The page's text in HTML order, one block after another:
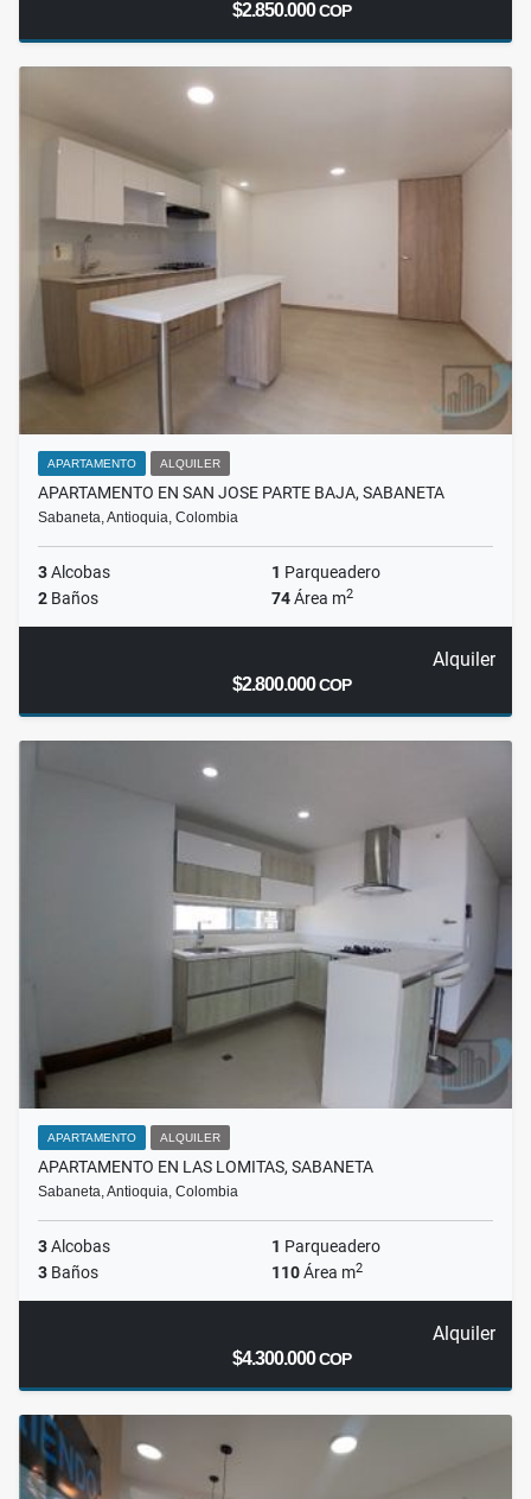
$2.850.000COP
APARTAMENTO ALQUILER
APARTAMENTO EN SAN JOSE PARTE BAJA, SABANETA
Sabaneta, Antioquia, Colombia
3Alcobas 1 Parqueadero
2 Baños 74Área m2
Alquiler
$2.800.000COP
APARTAMENTO ALQUILER
APARTAMENTO EN LAS LOMITAS, SABANETA
Sabaneta, Antioquia, Colombia
3Alcobas 1 Parqueadero
3 Baños 110Área m2
Alquiler
$4.300.000COP